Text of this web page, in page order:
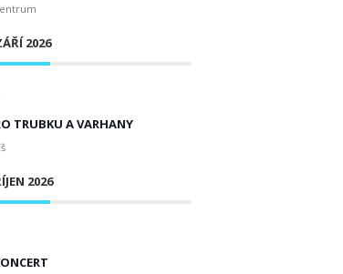
2026
TRUBKU A VARHANY
2026